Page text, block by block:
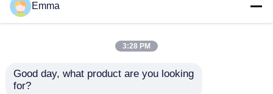
공기 짐 틈 스위치
전원 분배 개폐기
690V 등급 단열 전압
Emma
3:28 PM
Good day, what product are you looking
for?